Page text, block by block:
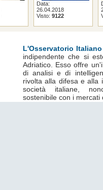
Data:
26.04.2018
Visto: 9122
L'Osservatorio Italiano
indipendente che si
Adriatico. Esso offre
di analisi e di
rivolta alla difesa e alla
società italiane,
sostenibile con i mercati